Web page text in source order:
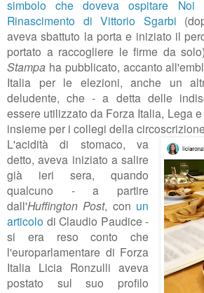
simbolo che doveva ospitare
Rinascimento di Vittorio Sgarbi
aveva sbattuto la porta e iniziato il
portato a raccogliere le firme da
Stampa ha pubblicato, accanto
Italia per le elezioni, anche un
deludente, che - a detta delle
essere utilizzato da Forza Italia, Lega
insieme per i collegi della
L'acidità di stomaco, va
detto, aveva iniziato a salire
già ieri sera, quando
qualcuno - a partire
dall'Huffington Post, con un
articolo di Claudio Paudice -
si era reso conto che
l'europarlamentare di Forza
Italia Licia Ronzulli aveva
postato sul suo profilo